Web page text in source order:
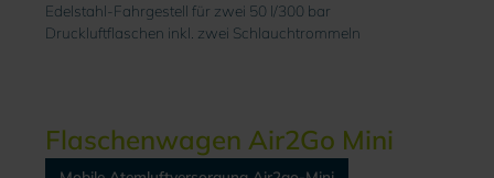
Edelstahl-Fahrgestell für zwei 50 l/300 bar
Druckluftflaschen inkl. zwei Schlauchtrommeln
Flaschenwagen Air2Go Mini